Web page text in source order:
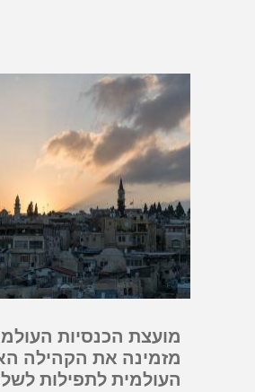
מזמינה את הקהילה
העולמית לתפילות